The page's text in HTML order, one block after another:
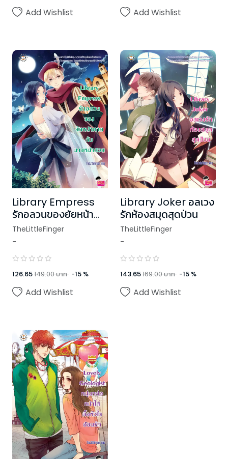
Add Wishlist Add Wishlist
Library Empress
รักอลวนของยัยหน้า
ตายกับนายหน้าสวย
TheLittleFinger
-
126.65149.00บาท -15 %
Add Wishlist
Library Joker อลเวง
รักห้องสมุดสุดป่วน
TheLittleFinger
-
143.65169.00บาท -15 %
Add Wishlist